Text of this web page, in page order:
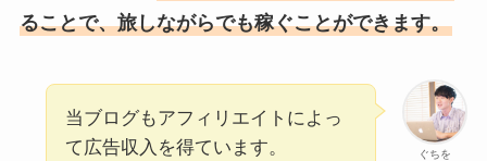
ることで、旅しながらでも稼ぐことができます。
ぐちを
当ブログもアフィリエイトによっ
て広告収入を得ています。